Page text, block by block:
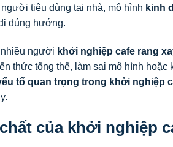
tiêu dùng tại nhà, mô hình kinh
đúng hướng.
nhiều người khởi nghiệp cafe rang
thức tổng thể, làm sai mô hình
tố quan trọng trong khởi nghiệp
của khởi nghiệp